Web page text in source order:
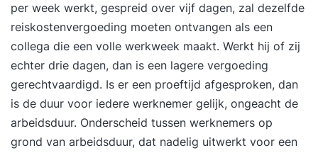
per week werkt, gespreid over vijf dagen, zal dezelfde
reiskostenvergoeding moeten ontvangen als een
collega die een volle werkweek maakt. Werkt hij of zij
echter drie dagen, dan is een lagere vergoeding
gerechtvaardigd. Is er een proeftijd afgesproken, dan
is de duur voor iedere werknemer gelijk, ongeacht de
arbeidsduur. Onderscheid tussen werknemers op
grond van arbeidsduur, dat nadelig uitwerkt voor een